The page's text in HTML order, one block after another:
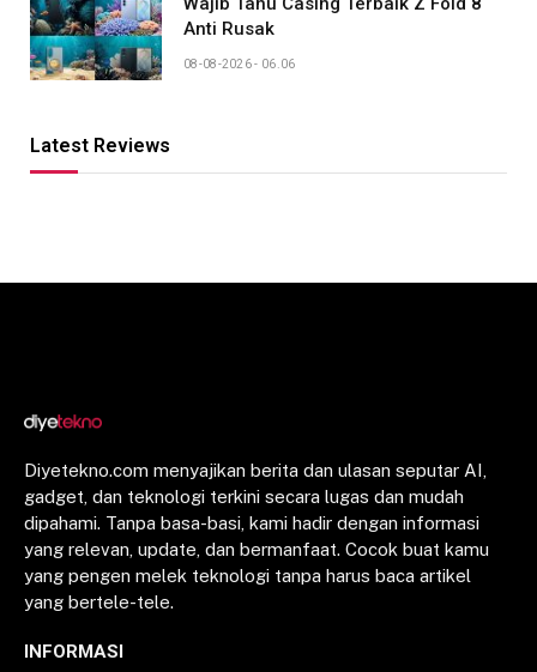
Anti Rusak
08-08-2026 - 06.06
Latest Reviews
Diyetekno.com menyajikan berita dan ulasan seputar AI,
gadget, dan teknologi terkini secara lugas dan mudah
dipahami. Tanpa basa-basi, kami hadir dengan informasi
yang relevan, update, dan bermanfaat. Cocok buat kamu
yang pengen melek teknologi tanpa harus baca artikel
yang bertele-tele.
INFORMASI